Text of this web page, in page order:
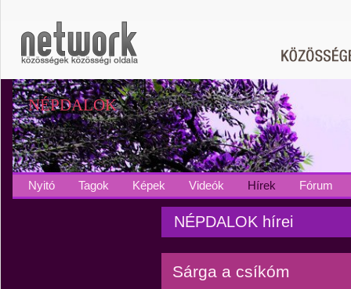
NÉPDALOK
Nyitó Tagok Képek Videók Hírek Fórum
NÉPDALOK hírei
Sárga a csíkóm